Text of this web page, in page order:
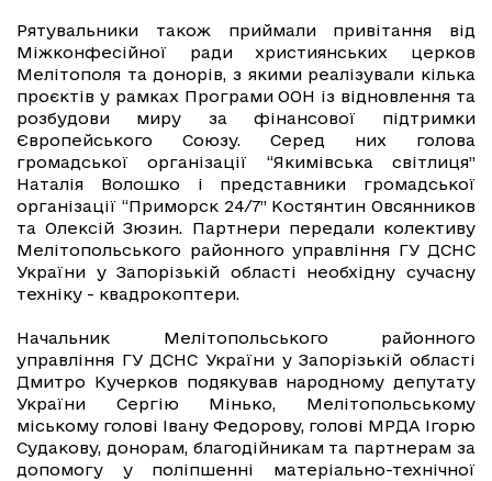
Рятувальники також приймали привітання від
Міжконфесійної ради християнських церков
Мелітополя та донорів, з якими реалізували кілька
проєктів у рамках Програми ООН із відновлення та
розбудови миру за фінансової підтримки
Європейського Союзу. Серед них голова
громадської організації “Якимівська світлиця”
Наталія Волошко і представники громадської
організації “Приморск 24/7” Костянтин Овсянников
та Олексій Зюзин. Партнери передали колективу
Мелітопольського районного управління ГУ ДСНС
України у Запорізькій області необхідну сучасну
техніку - квадрокоптери.
Начальник Мелітопольського районного
управління ГУ ДСНС України у Запорізькій області
Дмитро Кучерков подякував народному депутату
України Сергію Мінько, Мелітопольському
міському голові Івану Федорову, голові МРДА Ігорю
Судакову, донорам, благодійникам та партнерам за
допомогу у поліпшенні матеріально-технічної